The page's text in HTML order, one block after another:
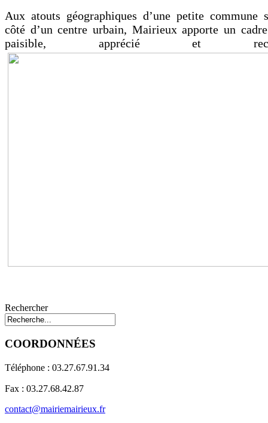
Aux atouts géographiques d’une petite commune
côté d’un centre urbain, Mairieux apporte un
paisible, apprécié et
Rechercher
COORDONNÉES
Téléphone : 03.27.67.91.34
Fax : 03.27.68.42.87
contact@mairiemairieux.fr